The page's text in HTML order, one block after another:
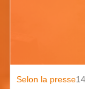
Selon la presse